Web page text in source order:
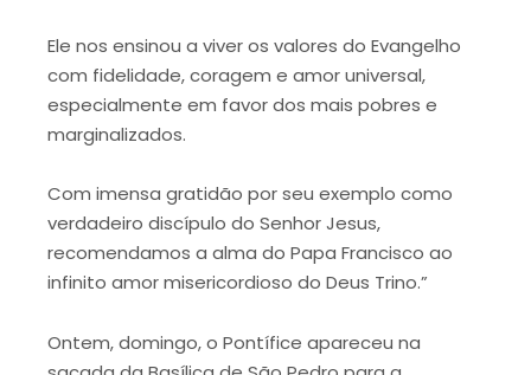
Ele nos ensinou a viver os valores do Evangelho
com fidelidade, coragem e amor universal,
especialmente em favor dos mais pobres e
marginalizados.
Com imensa gratidão por seu exemplo como
verdadeiro discípulo do Senhor Jesus,
recomendamos a alma do Papa Francisco ao
infinito amor misericordioso do Deus Trino.”
Ontem, domingo, o Pontífice apareceu na